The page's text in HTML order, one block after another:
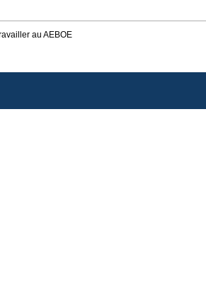
au AEBOE